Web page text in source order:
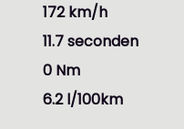
172 km/h
11.7 seconden
0 Nm
6.2 l/100km